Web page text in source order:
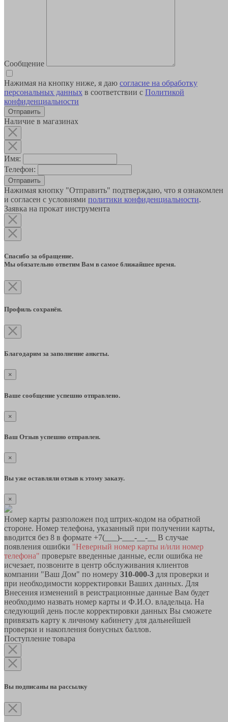
Сообщение
Нажимая на кнопку ниже, я даю согласие на обработку
персональных данных в соответствии с Политикой
конфиденциальности
Наличие в магазинах
Имя:
Телефон:
Отправить
Нажимая кнопку "Отправить" подтверждаю, что я ознакомлен
и согласен с условиями политики конфиденциальности.
Заявка на прокат инструмента
Спасибо за обращение.
Мы обязательно ответим Вам в самое ближайшее время.
Профиль сохранён.
Благодарим за заполнение анкеты.
×
Ваше сообщение успешно отправлено.
×
Ваш Отзыв успешно отправлен.
×
Вы уже оставляли отзыв к этому заказу.
×
Номер карты разположен под штрих-кодом на обратной
стороне. Номер телефона, указанный при получении карты,
вводится без 8 в формате +7(___)-___-__-__ В случае
появления ошибки "Неверный номер карты и/или номер
телефона" проверьте введенные данные, если ошибка не
исчезает, позвоните в центр обслуживания клиентов
компании "Ваш Дом" по номеру 310-000-3 для проверки и
при необходимости корректировки Ваших данных. Для
Внесения изменений в реистрационные данные Вам будет
необходимо назвать номер карты и Ф.И.О. владельца. На
следующий день после корректировки данных Вы сможете
привязать карту к личному кабинету для дальнейшей
проверки и накопления бонусных баллов.
Поступление товара
Вы подписаны на рассылку